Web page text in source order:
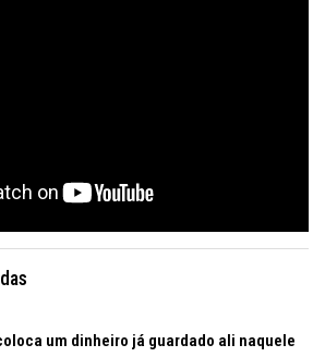
um dinheiro já guardado ali naquele